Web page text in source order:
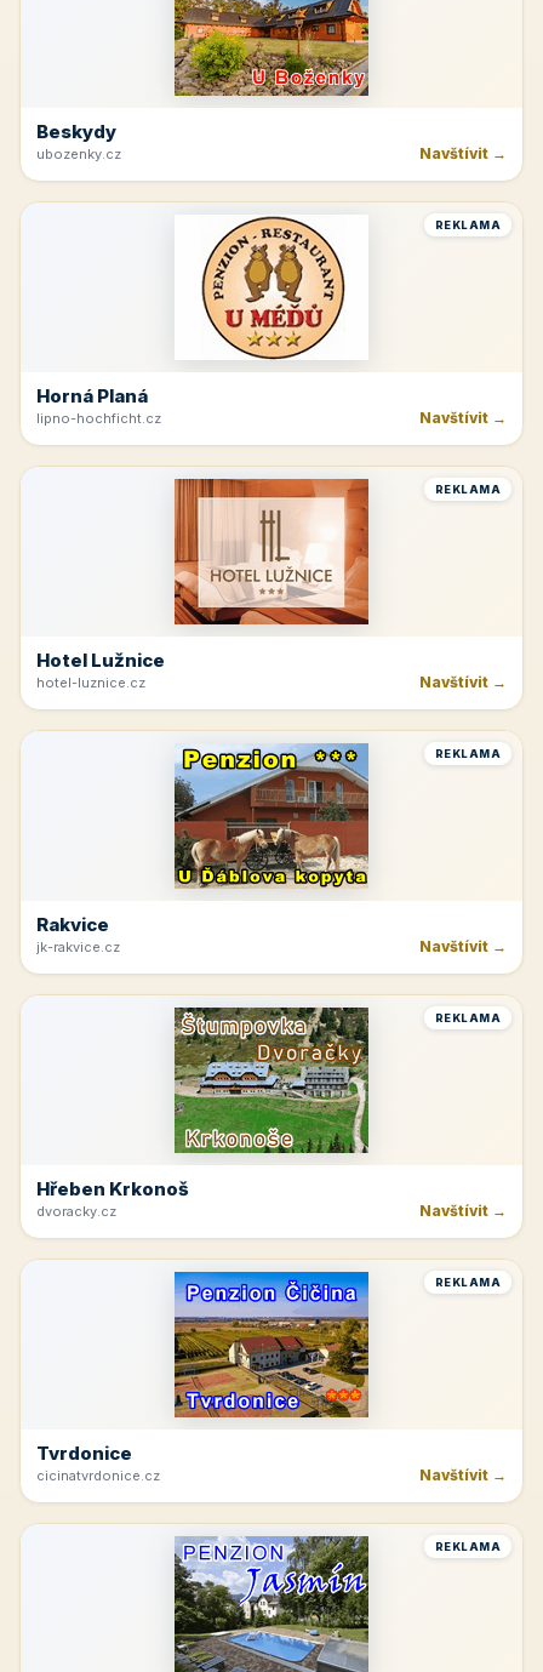
Beskydy
ubozenky.cz Navštívit →
REKLAMA
Horná Planá
lipno-hochficht.cz Navštívit →
REKLAMA
Hotel Lužnice
hotel-luznice.cz Navštívit →
REKLAMA
Rakvice
jk-rakvice.cz Navštívit →
REKLAMA
Hřeben Krkonoš
dvoracky.cz Navštívit →
REKLAMA
Tvrdonice
cicinatvrdonice.cz Navštívit →
REKLAMA